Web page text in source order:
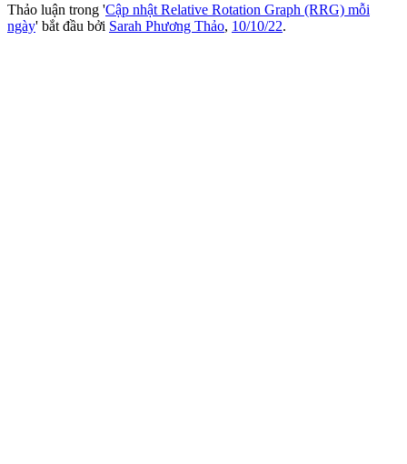
Thảo luận trong 'Cập nhật Relative Rotation Graph (RRG) mỗi
ngày' bắt đầu bởi Sarah Phương Thảo, 10/10/22.